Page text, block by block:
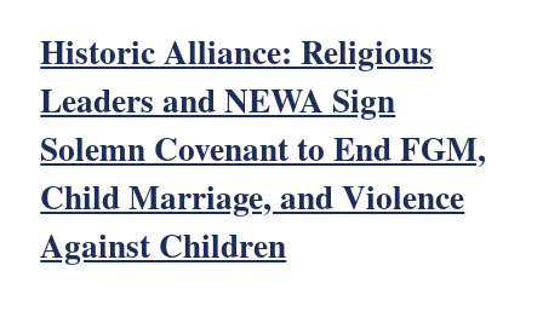
Historic Alliance: Religious
Leaders and NEWA Sign
Solemn Covenant to End FGM,
Child Marriage, and Violence
Against Children